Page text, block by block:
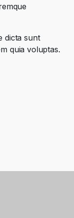
dicta sunt
quia voluptas.